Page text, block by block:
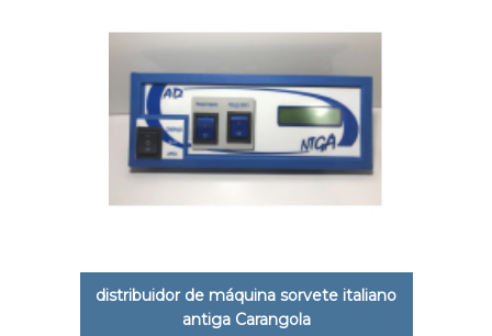
distribuidor de máquina sorvete italiano
antiga Carangola